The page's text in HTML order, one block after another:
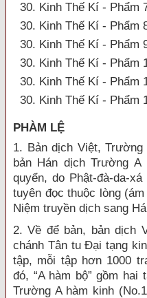
30. Kinh Thế Kí - Phẩm
30. Kinh Thế Kí - Phẩm
30. Kinh Thế Kí - Phẩm
30. Kinh Thế Kí - Phẩm
30. Kinh Thế Kí - Phẩm
30. Kinh Thế Kí - Phẩm
PHÀM LỆ
1. Bản dịch Việt,
bản Hán dịch Trường
quyển, do Phật-đà-da-
tuyên đọc thuộc lòng
Niệm truyền dịch sang
2. Về để bản, bản dịch
chánh Tân tu Đại tạng
tập, mỗi tập hơn 1000
đó, “A hàm bộ” gồm hai
Trường A hàm kinh